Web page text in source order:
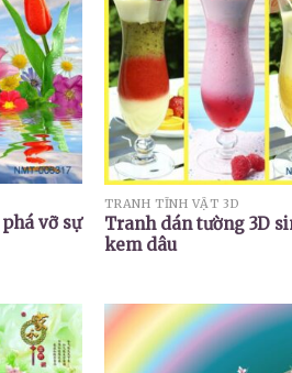
vỡ sự
TRANH TĨNH VẬT 3D
Tranh dán tường 3D
kem dâu